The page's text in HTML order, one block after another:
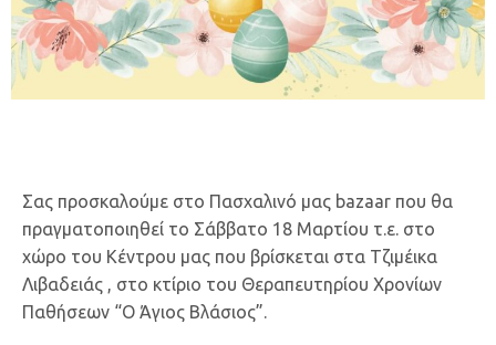
Σας προσκαλούμε στο Πασχαλινό μας bazaar που θα
πραγματοποιηθεί το Σάββατο 18 Μαρτίου τ.ε. στο
χώρο του Κέντρου μας που βρίσκεται στα Τζιμέικα
Λιβαδειάς , στο κτίριο του Θεραπευτηρίου Χρονίων
Παθήσεων “Ο Άγιος Βλάσιος”.